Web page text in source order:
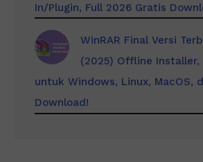
In/Plugin, Full 2026 Gratis
WinRAR Final Versi
(2025) Offline Installer,
untuk Windows, Linux, MacOS,
Download!